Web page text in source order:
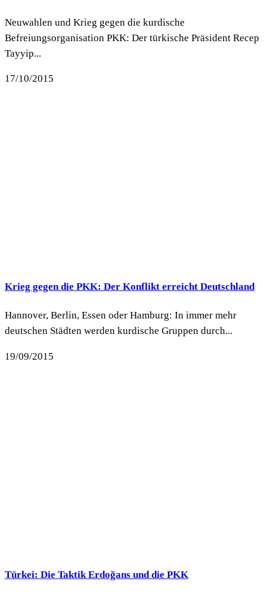
Neuwahlen und Krieg gegen die kurdische
Befreiungsorganisation PKK: Der türkische Präsident Recep
Tayyip...
17/10/2015
Krieg gegen die PKK: Der Konflikt erreicht Deutschland
Hannover, Berlin, Essen oder Hamburg: In immer mehr
deutschen Städten werden kurdische Gruppen durch...
19/09/2015
Türkei: Die Taktik Erdoğans und die PKK